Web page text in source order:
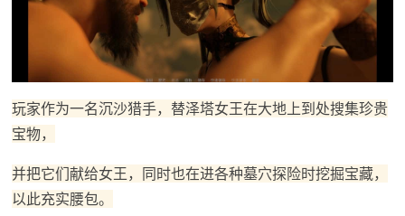
玩家作为一名沉沙猎手，替泽塔女王在大地上到处搜集珍贵
宝物，
并把它们献给女王，同时也在进各种墓穴探险时挖掘宝藏，
以此充实腰包。